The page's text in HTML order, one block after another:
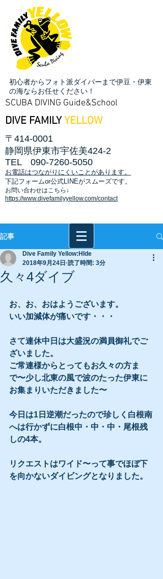
初心者からフォト派ダイバーまで伊豆・伊東
の海ならお任せください！
SCUBA DIVING Guide&School
DIVE FAMILY YELLOW
〒414-0001
静岡県伊東市宇佐美424-2
TEL 090-7260-5050
お電話はつながりにくいことがあります。
​下記フォームor公式LINEがスムーズです。
お問い合わせはこちら↓
https://www.divefamilyyellow.com/contact
記事
久々4ダイブ
Dive Family Yellow:HIde
2018年9月24日 読了時間: 3分
お、お、おはようございます。
いい加減体が痛いです・・・
さて連休中日は大盛況の満員御礼でご
ざいました。
ご常連様からとってもお久々の方ま
で〜少し北東の風で波のたった伊東に
お集まりいただきました〜
今日は1日逆潮だったので珍しく白根南
へは行かずに白根中・中・中・尾根残
しの4本。
リクエストはワイド〜って事でほぼ下
を向かないダイビングとなりました。